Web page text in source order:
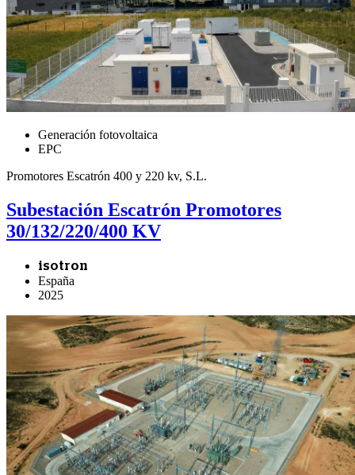
Generación fotovoltaica
EPC
Promotores Escatrón 400 y 220 kv, S.L.
Subestación Escatrón Promotores
30/132/220/400 KV
isotron
España
2025